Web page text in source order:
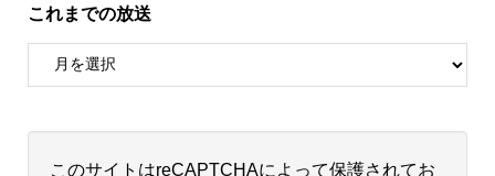
これまでの放送
このサイトはreCAPTCHAによって保護されてお